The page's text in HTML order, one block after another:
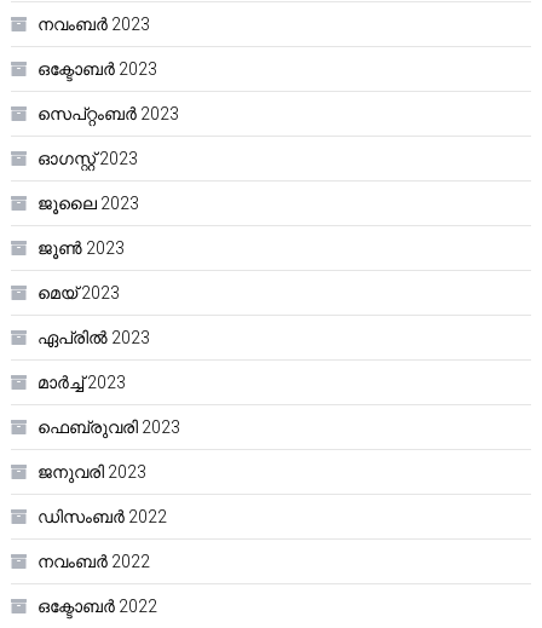
നവംബർ 2023
ഒക്ടോബർ 2023
സെപ്റ്റംബർ 2023
ഓഗസ്റ്റ്‌ 2023
ജൂലൈ 2023
ജൂൺ 2023
മെയ്‌ 2023
ഏപ്രിൽ 2023
മാർച്ച്‌ 2023
ഫെബ്രുവരി 2023
ജനുവരി 2023
ഡിസംബർ 2022
നവംബർ 2022
ഒക്ടോബർ 2022